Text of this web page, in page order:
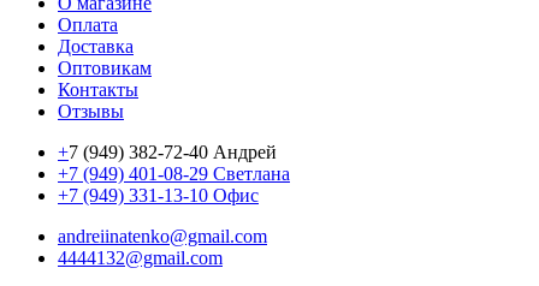
Оплата
Доставка
Оптовикам
Контакты
Отзывы
+7 (949) 382-72-40 Андрей
+7 (949) 401-08-29 Светлана
+7 (949) 331-13-10 Офис
andreiinatenko@gmail.com
4444132@gmail.com